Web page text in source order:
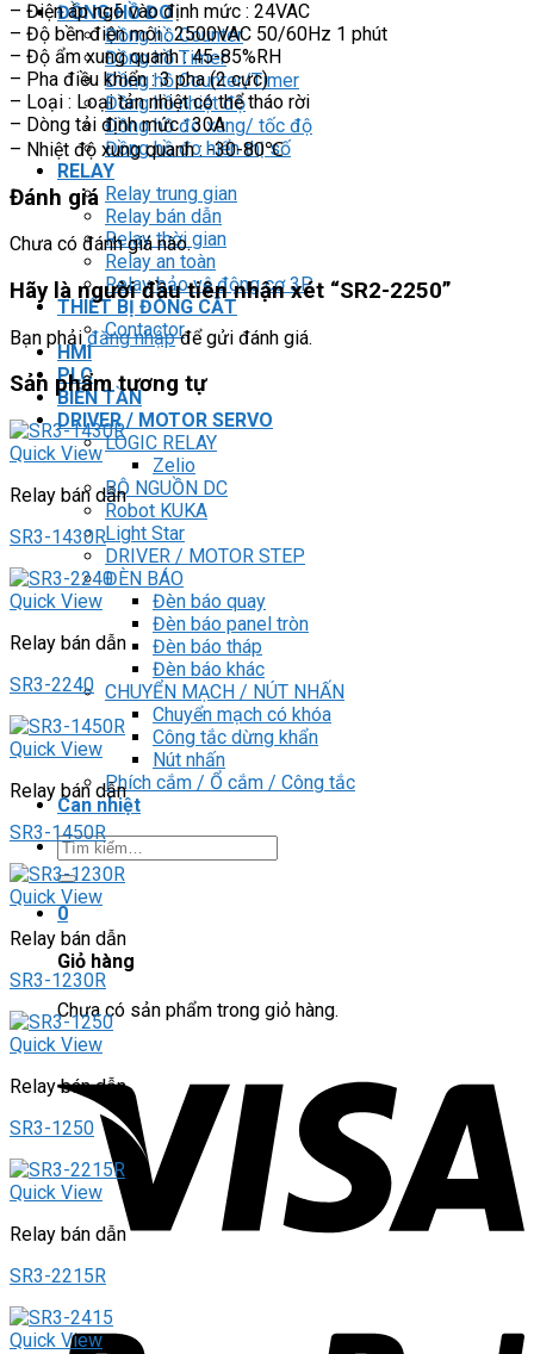
ĐỒNG HỒ ĐO
Đồng hồ Counter
Đồng hồ Timer
Đồng hồ Counter/Timer
Đồng hồ nhiệt độ
Đồng hồ đo xung/ tốc độ
Đồng hồ đo hiển thị số
RELAY
Relay trung gian
Relay bán dẫn
Relay thời gian
Relay an toàn
Relay bảo vệ động cơ 3P
THIẾT BỊ ĐÓNG CẮT
Contactor
HMI
PLC
BIẾN TẦN
DRIVER / MOTOR SERVO
LOGIC RELAY
Zelio
BỘ NGUỒN DC
Robot KUKA
Light Star
DRIVER / MOTOR STEP
ĐÈN BÁO
Đèn báo quay
Đèn báo panel tròn
Đèn báo tháp
Đèn báo khác
CHUYỂN MẠCH / NÚT NHẤN
Chuyển mạch có khóa
Công tắc dừng khẩn
Nút nhấn
Phích cắm / Ổ cắm / Công tắc
Can nhiệt
Tìm
kiếm:
0
Giỏ hàng
Chưa có sản phẩm trong giỏ hàng.
– Điện áp ngõ vào định mức : 24VAC
– Độ bền điện môi : 2500VAC 50/60Hz 1 phút
– Độ ẩm xung quanh : 45-85%RH
– Pha điều khiển : 3 pha (2 cực)
– Loại : Loại tản nhiệt có thể tháo rời
– Dòng tải định mức : 30A
– Nhiệt độ xung quanh : -30-80℃
Đánh giá
Chưa có đánh giá nào.
Hãy là người đầu tiên nhận xét “SR2-2250”
Bạn phảiđăng nhậpđể gửi đánh giá.
Sản phẩm tương tự
Quick View
Relay bán dẫn
SR3-1430R
Quick View
Relay bán dẫn
SR3-2240
Quick View
Relay bán dẫn
SR3-1450R
Quick View
Relay bán dẫn
SR3-1230R
Quick View
Relay bán dẫn
SR3-1250
Quick View
Relay bán dẫn
SR3-2215R
Quick View